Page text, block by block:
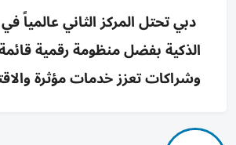
دبي تحتل المركز الثاني عالمياً
الذكية بفضل منظومة رقمية
وشراكات تعزز خدمات مؤثرة